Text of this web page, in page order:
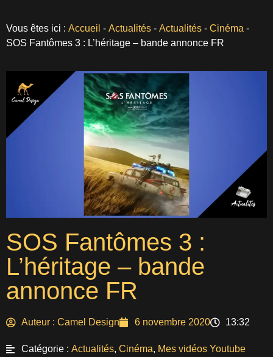
Vous êtes ici : Accueil - Actualités - Actualités - Cinéma -
SOS Fantômes 3 : L’héritage – bande annonce FR
SOS Fantômes 3 :
L’héritage – bande
annonce FR
Auteur : Camel Design 6 novembre 2020 13:32
Catégorie : Actualités, Cinéma, Mes vidéos Youtube